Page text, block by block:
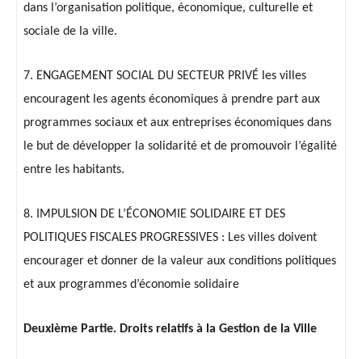
dans l’organisation politique, économique, culturelle et
sociale de la ville.
7. ENGAGEMENT SOCIAL DU SECTEUR PRIVÉ les villes
encouragent les agents économiques à prendre part aux
programmes sociaux et aux entreprises économiques dans
le but de développer la solidarité et de promouvoir l’égalité
entre les habitants.
8. IMPULSION DE L’ÉCONOMIE SOLIDAIRE ET DES
POLITIQUES FISCALES PROGRESSIVES : Les villes doivent
encourager et donner de la valeur aux conditions politiques
et aux programmes d’économie solidaire
Deuxième Partie. Droits relatifs à la Gestion de la Ville